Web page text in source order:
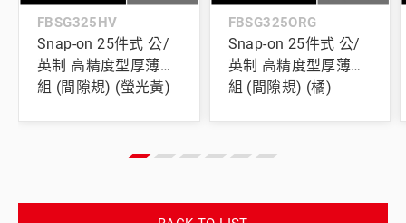
FBSG325HV
Snap-on 25件式 公/
英制 高精度型厚薄規
組 (間隙規) (螢光黃)
FBSG325ORG
Snap-on 25件式 公/
英制 高精度型厚薄規
組 (間隙規) (橘)